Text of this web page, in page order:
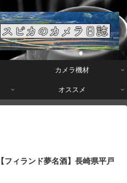
カメラ機材
オススメ
【フィランド夢名酒】長崎県平戸